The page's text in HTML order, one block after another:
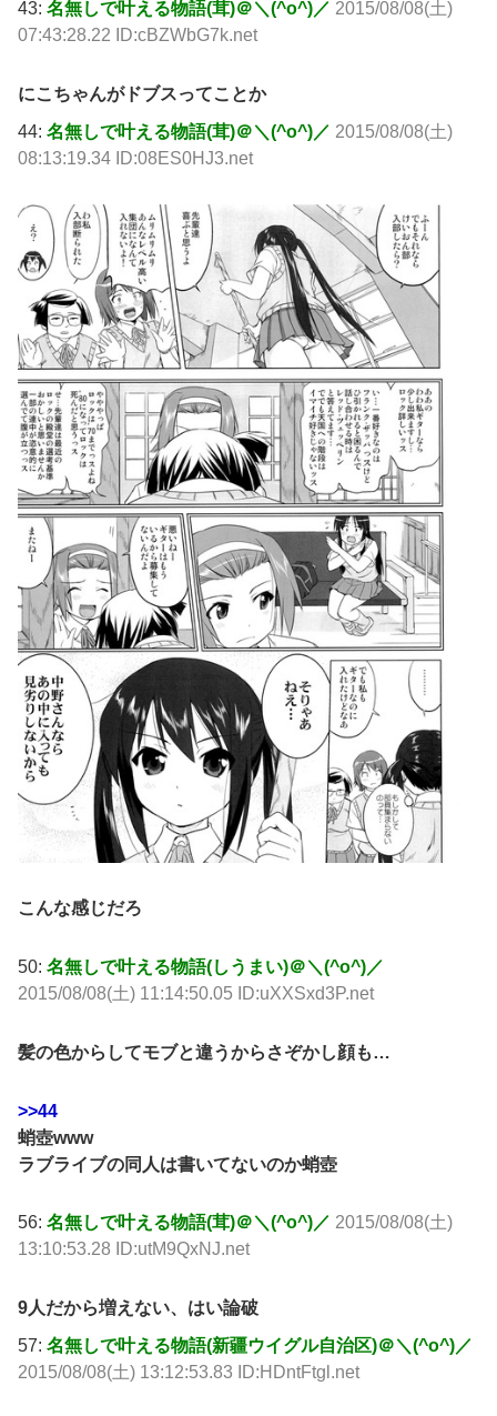
43: 名無しで叶える物語(茸)＠＼(^o^)／ 2015/08/08(土)
07:43:28.22 ID:cBZWbG7k.net
にこちゃんがドブスってことか
44: 名無しで叶える物語(茸)＠＼(^o^)／ 2015/08/08(土)
08:13:19.34 ID:08ES0HJ3.net
こんな感じだろ
50: 名無しで叶える物語(しうまい)＠＼(^o^)／
2015/08/08(土) 11:14:50.05 ID:uXXSxd3P.net
髪の色からしてモブと違うからさぞかし顔も…
>>44
蛸壺www
ラブライブの同人は書いてないのか蛸壺
56: 名無しで叶える物語(茸)＠＼(^o^)／ 2015/08/08(土)
13:10:53.28 ID:utM9QxNJ.net
9人だから増えない、はい論破
57: 名無しで叶える物語(新疆ウイグル自治区)＠＼(^o^)／
2015/08/08(土) 13:12:53.83 ID:HDntFtgl.net